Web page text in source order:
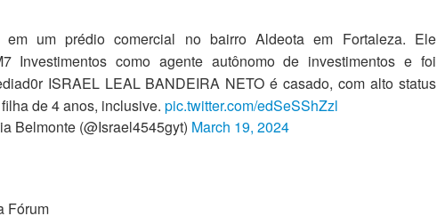
um prédio comercial no bairro Aldeota em Fortaleza. Ele
Investimentos como agente autônomo de investimentos e foi
ISRAEL LEAL BANDEIRA NETO é casado, com alto status
de 4 anos, inclusive. pic.twitter.com/edSeSShZzl
Belmonte (@Israel4545gyt) March 19, 2024
Fórum